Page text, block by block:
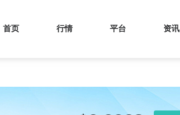
首页 行情 平台 资讯